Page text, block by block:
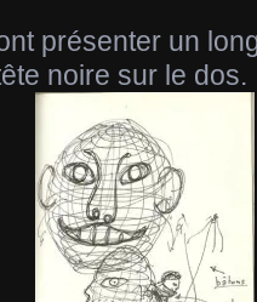
présenter un
noire sur le dos.